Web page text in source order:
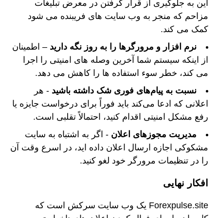
این به جلوگیری از قرار گرفتن در معرض تبلیغات
مزاحم که منجر به وب سایت های فریبنده می شود
کمک می کند.
نرم افزار و مرورگرها را به روز نگه دارید – اطمینان
از اینکه سیستم شما آخرین وصله های امنیتی را اجرا
می کند، خطر سوء استفاده ها را کاهش می دهد.
نسبت به پیام‌های فوری شک داشته باشید - هر
اعلانی که ادعا می‌کند باید فوراً برای درخواست جایزه یا
رفع مشکل امنیتی اقدام کنید، احتمالاً تقلبی است.
مدیریت مجوزهای اعلان - اگر به اشتباه به سایت
مشکوکی اجازه ارسال اعلان داده اید، در اسرع وقت آن
را در تنظیمات مرورگر خود لغو کنید.
افکار نهایی
Forexpulse.site یک وب سایت سرکش است که